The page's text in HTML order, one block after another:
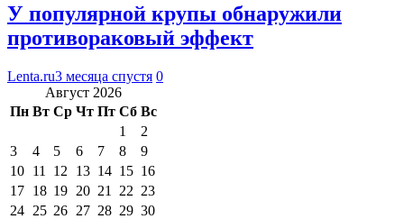
У популярной крупы обнаружили
противораковый эффект
Lenta.ru3 месяца спустя 0
Август 2026
Пн Вт Ср Чт Пт Сб Вс
1
2
3
4 5 6 7 8
9
10 11 12 13 14 15 16
17 18 19 20 21 22 23
24 25 26 27 28 29 30